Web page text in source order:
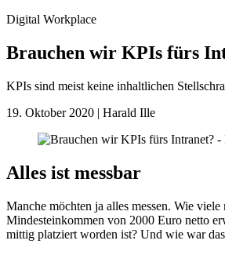
Digital Workplace
Brauchen wir KPIs fürs
KPIs sind meist keine inhaltlichen
19. Oktober 2020 | Harald Ille
Alles ist messbar
Manche möchten ja alles messen. Wie
Mindesteinkommen von 2000 Euro netto
mittig platziert worden ist? Und wie war